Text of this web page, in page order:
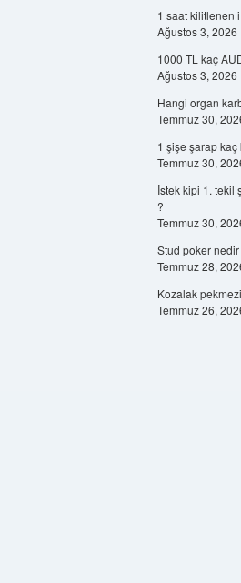
1 saat kilitlenen
Ağustos 3, 2026
1000 TL kaç
Ağustos 3, 2026
Hangi organ
Temmuz 30,
1 şişe şarap
Temmuz 30,
İstek kipi 1. tekil
?
Temmuz 30,
Stud poker nedir
Temmuz 28,
Kozalak
Temmuz 26,